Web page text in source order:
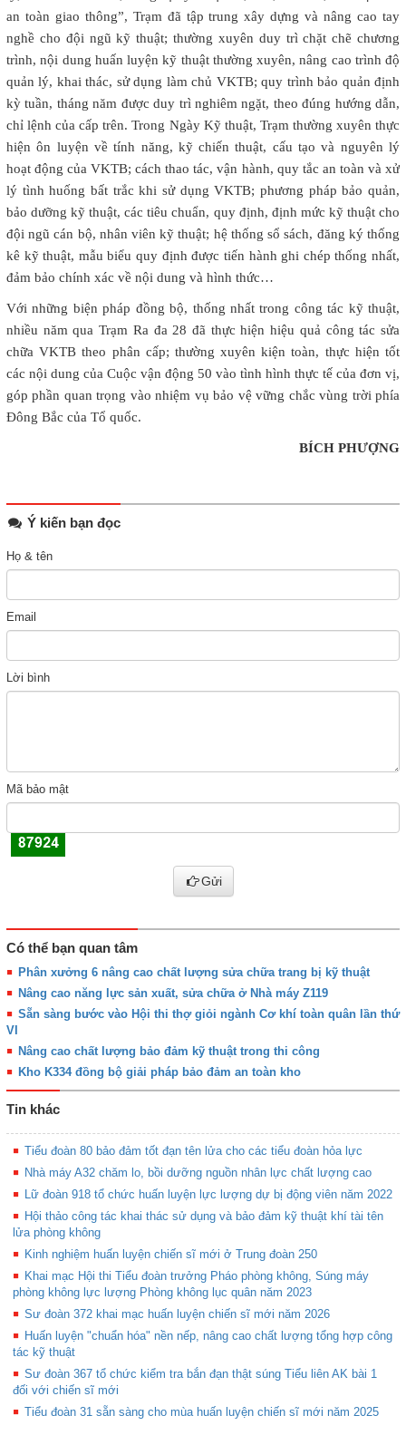
an toàn giao thông”, Trạm đã tập trung xây dựng và nâng cao tay
nghề cho đội ngũ kỹ thuật; thường xuyên duy trì chặt chẽ chương
trình, nội dung huấn luyện kỹ thuật thường xuyên, nâng cao trình độ
quản lý, khai thác, sử dụng làm chủ VKTB; quy trình bảo quản định
kỳ tuần, tháng năm được duy trì nghiêm ngặt, theo đúng hướng dẫn,
chỉ lệnh của cấp trên. Trong Ngày Kỹ thuật, Trạm thường xuyên thực
hiện ôn luyện về tính năng, kỹ chiến thuật, cấu tạo và nguyên lý
hoạt động của VKTB; cách thao tác, vận hành, quy tắc an toàn và xử
lý tình huống bất trắc khi sử dụng VKTB; phương pháp bảo quản,
bảo dưỡng kỹ thuật, các tiêu chuẩn, quy định, định mức kỹ thuật cho
đội ngũ cán bộ, nhân viên kỹ thuật; hệ thống sổ sách, đăng ký thống
kê kỹ thuật, mẫu biểu quy định được tiến hành ghi chép thống nhất,
đảm bảo chính xác về nội dung và hình thức…
Với những biện pháp đồng bộ, thống nhất trong công tác kỹ thuật,
nhiều năm qua Trạm Ra đa 28 đã thực hiện hiệu quả công tác sửa
chữa VKTB theo phân cấp; thường xuyên kiện toàn, thực hiện tốt
các nội dung của Cuộc vận động 50 vào tình hình thực tế của đơn vị,
góp phần quan trọng vào nhiệm vụ bảo vệ vững chắc vùng trời phía
Đông Bắc của Tổ quốc.
BÍCH PHƯỢNG
Ý kiến bạn đọc
Họ & tên
Email
Lời bình
Mã bảo mật
Gửi
Có thể bạn quan tâm
Phân xưởng 6 nâng cao chất lượng sửa chữa trang bị kỹ thuật
Nâng cao năng lực sản xuất, sửa chữa ở Nhà máy Z119
Sẵn sàng bước vào Hội thi thợ giỏi ngành Cơ khí toàn quân lần thứ
VI
Nâng cao chất lượng bảo đảm kỹ thuật trong thi công
Kho K334 đồng bộ giải pháp bảo đảm an toàn kho
Tin khác
Tiểu đoàn 80 bảo đảm tốt đạn tên lửa cho các tiểu đoàn hỏa lực
Nhà máy A32 chăm lo, bồi dưỡng nguồn nhân lực chất lượng cao
Lữ đoàn 918 tổ chức huấn luyện lực lượng dự bị động viên năm 2022
Hội thảo công tác khai thác sử dụng và bảo đảm kỹ thuật khí tài tên
lửa phòng không
Kinh nghiệm huấn luyện chiến sĩ mới ở Trung đoàn 250
Khai mạc Hội thi Tiểu đoàn trưởng Pháo phòng không, Súng máy
phòng không lực lượng Phòng không lục quân năm 2023
Sư đoàn 372 khai mạc huấn luyện chiến sĩ mới năm 2026
Huấn luyện "chuẩn hóa" nền nếp, nâng cao chất lượng tổng hợp công
tác kỹ thuật
Sư đoàn 367 tổ chức kiểm tra bắn đạn thật súng Tiểu liên AK bài 1
đối với chiến sĩ mới
Tiểu đoàn 31 sẵn sàng cho mùa huấn luyện chiến sĩ mới năm 2025